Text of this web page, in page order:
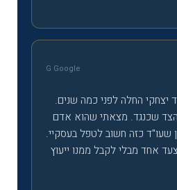
G Google
יצחקי החלה לפני כמה שנים.
שכנגד. מצאתי שהוא אדם
שעו"ד כזה חשוב לטפל בעסקיי.
אחד מבלי לקבל ממנו ייעוץ